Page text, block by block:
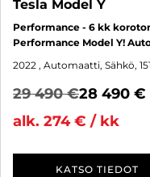
Tesla Model Y
Performance - 6 kk
Performance Model Y!
2022 , Automaatti, Sähkö,
29 490 €28 490 €
alk. 274 € / kk
KATSO TIEDOT